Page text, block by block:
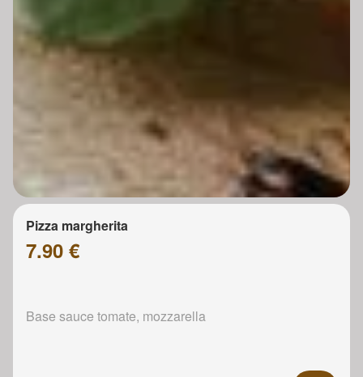
Pizza margherita
7.90 €
Base sauce tomate, mozzarella